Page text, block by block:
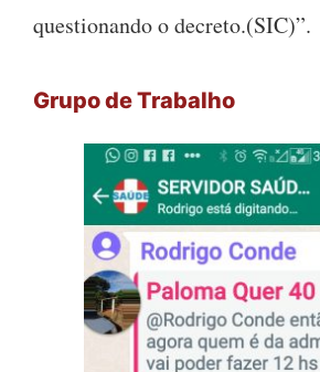
questionando o decreto.(SIC)”.
Grupo de Trabalho